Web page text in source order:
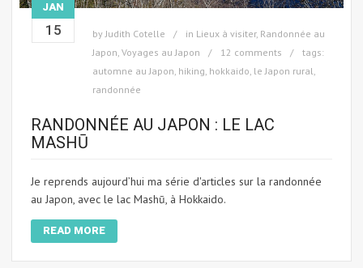
JAN
15 byJudith Cotelle in Lieux à visiter, Randonnée au
Japon, Voyages au Japon 12 comments
tags:
automne au Japon, hiking, hokkaido, le Japon rural,
randonnée
RANDONNÉE AU JAPON : LE LAC
MASHŪ
Je reprends aujourd’hui ma série d'articles sur la randonnée
au Japon, avec le lac Mashū, à Hokkaido.
READ MORE